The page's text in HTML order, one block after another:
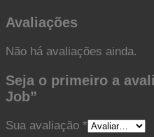
Avaliações
Não há avaliações ainda.
Seja o primeiro a
Job”
Sua avaliação *